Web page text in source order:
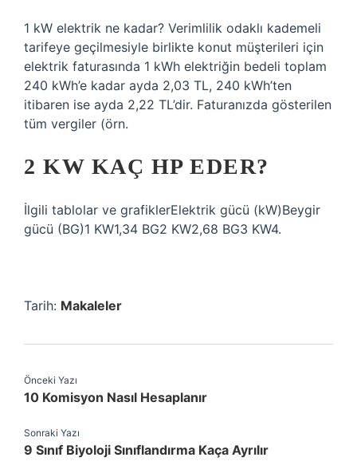
1 kW elektrik ne kadar? Verimlilik odaklı kademeli
tarifeye geçilmesiyle birlikte konut müşterileri için
elektrik faturasında 1 kWh elektriğin bedeli toplam
240 kWh’e kadar ayda 2,03 TL, 240 kWh’ten
itibaren ise ayda 2,22 TL’dir. Faturanızda gösterilen
tüm vergiler (örn.
2 KW KAÇ HP EDER?
İlgili tablolar ve grafiklerElektrik gücü (kW)Beygir
gücü (BG)1 KW1,34 BG2 KW2,68 BG3 KW4.
Tarih: Makaleler
Önceki Yazı
10 Komisyon Nasıl Hesaplanır
Sonraki Yazı
9 Sınıf Biyoloji Sınıflandırma Kaça Ayrılır